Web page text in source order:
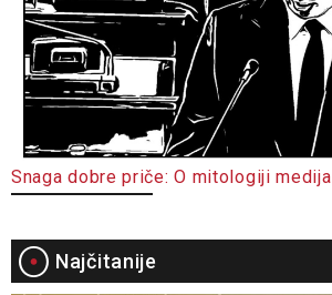
Snaga dobre priče: O mitologiji medija
Najčitanije